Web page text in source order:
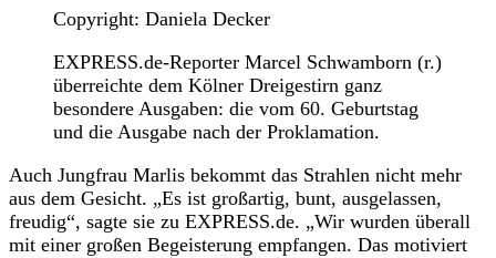
Copyright: Daniela Decker
EXPRESS.de-Reporter Marcel Schwamborn (r.)
überreichte dem Kölner Dreigestirn ganz
besondere Ausgaben: die vom 60. Geburtstag
und die Ausgabe nach der Proklamation.
Auch Jungfrau Marlis bekommt das Strahlen nicht mehr
aus dem Gesicht. „Es ist großartig, bunt, ausgelassen,
freudig“, sagte sie zu EXPRESS.de. „Wir wurden überall
mit einer großen Begeisterung empfangen. Das motiviert